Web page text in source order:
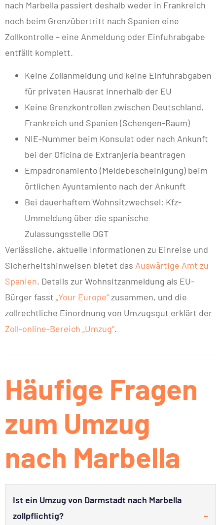
nach Marbella passiert deshalb weder in Frankreich
noch beim Grenzübertritt nach Spanien eine
Zollkontrolle – eine Anmeldung oder Einfuhrabgabe
entfällt komplett.
Keine Zollanmeldung und keine Einfuhrabgaben
für privaten Hausrat innerhalb der EU
Keine Grenzkontrollen zwischen Deutschland,
Frankreich und Spanien (Schengen-Raum)
NIE-Nummer beim Konsulat oder nach Ankunft
bei der Oficina de Extranjería beantragen
Empadronamiento (Meldebescheinigung) beim
örtlichen Ayuntamiento nach der Ankunft
Bei dauerhaftem Wohnsitzwechsel: Kfz-
Ummeldung über die spanische
Zulassungsstelle DGT
Verlässliche, aktuelle Informationen zu Einreise und
Sicherheitshinweisen bietet das Auswärtige Amt zu
Spanien. Details zur Wohnsitzanmeldung als EU-
Bürger fasst „Your Europe“zusammen, und die
zollrechtliche Einordnung von Umzugsgut erklärt der
Zoll-online-Bereich „Umzug“.
Häufige Fragen
zum Umzug
nach Marbella
Ist ein Umzug von Darmstadt nach Marbella
zollpflichtig?